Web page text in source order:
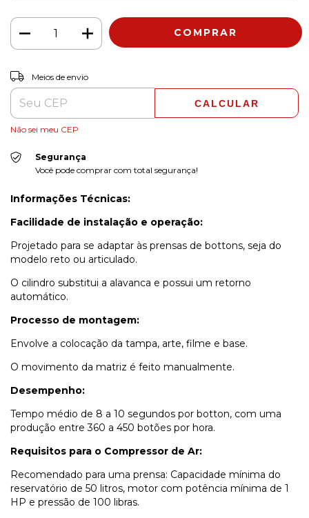
Entregas para o CEP:
Meios de envio
CALCULAR
Não sei meu CEP
Segurança
Você pode comprar com total segurança!
Informações Técnicas:
Facilidade de instalação e operação:
Projetado para se adaptar às prensas de bottons, seja do
modelo reto ou articulado.
O cilindro substitui a alavanca e possui um retorno
automático.
Processo de montagem:
Envolve a colocação da tampa, arte, filme e base.
O movimento da matriz é feito manualmente.
Desempenho:
Tempo médio de 8 a 10 segundos por botton, com uma
produção entre 360 ​​a 450 botões por hora.
Requisitos para o Compressor de Ar:
Recomendado para uma prensa: Capacidade mínima do
reservatório de 50 litros, motor com potência mínima de 1
HP e pressão de 100 libras.